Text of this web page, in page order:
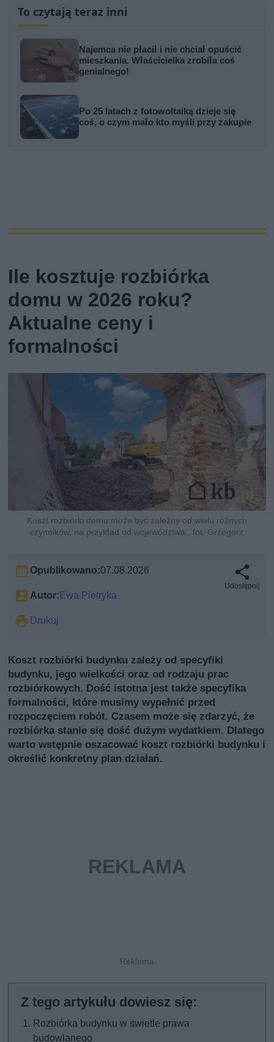
To czytają teraz inni
Najemca nie płacił i nie chciał opuścić
mieszkania. Właścicielka zrobiła coś
genialnego!
Po 25 latach z fotowoltaiką dzieje się
coś, o czym mało kto myśli przy zakupie
Ile kosztuje rozbiórka
domu w 2026 roku?
Aktualne ceny i
formalności
Koszt rozbiórki domu może być zależny od wielu różnych
czynników, na przykład od województwa., fot. Grzegorz
Opublikowano:07.08.2026
Autor:Ewa Pietryka
Drukuj
Udostępnij
Koszt rozbiórki budynku zależy od specyfiki
budynku, jego wielkości oraz od rodzaju prac
rozbiórkowych. Dość istotna jest także specyfika
formalności, które musimy wypełnić przed
rozpoczęciem robót. Czasem może się zdarzyć, że
rozbiórka stanie się dość dużym wydatkiem. Dlatego
warto wstępnie oszacować koszt rozbiórki budynku i
określić konkretny plan działań.
Rozbiórka budynku w świetle prawa
budowlanego